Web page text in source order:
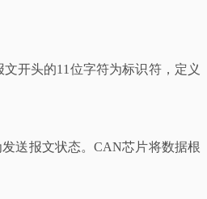
开头的11位字符为标识符，定义
送报文状态。CAN芯片将数据根